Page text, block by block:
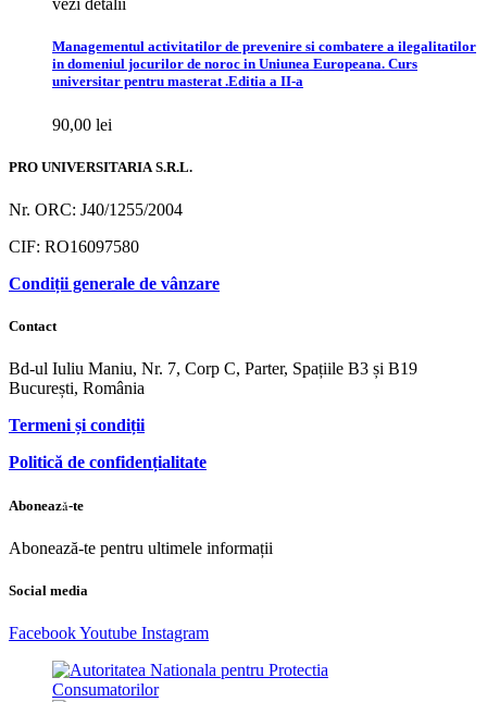
vezi detalii
Managementul activitatilor de prevenire si combatere a ilegalitatilor
in domeniul jocurilor de noroc in Uniunea Europeana. Curs
universitar pentru masterat .Editia a II-a
90,00 lei
PRO UNIVERSITARIA S.R.L.
Nr. ORC: J40/1255/2004
CIF: RO16097580
Condiții generale de vânzare
Contact
Bd-ul Iuliu Maniu, Nr. 7, Corp C, Parter, Spațiile B3 și B19
București, România
Termeni și condiții
Politică de confidențialitate
Abonează-te
Abonează-te pentru ultimele informații
Social media
FacebookYoutube Instagram